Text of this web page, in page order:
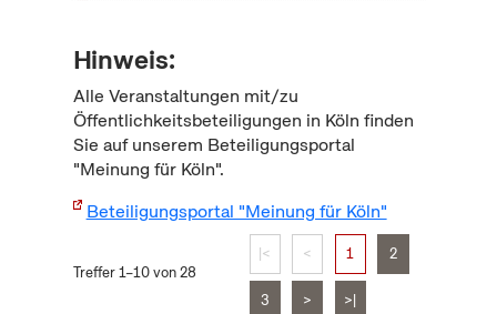
Hinweis:
Alle Veranstaltungen mit/zu
Öffentlichkeitsbeteiligungen in Köln finden
Sie auf unserem Beteiligungsportal
"Meinung für Köln".
Beteiligungsportal "Meinung für Köln"
Treffer 1–10 von 28
|< < 1 2
3 > >|